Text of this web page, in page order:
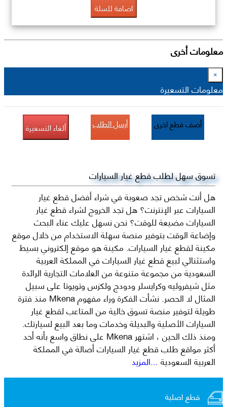
اضافة للسلة
معلومات أخرى
×
معلومات التسعيرة
أضف قطع اخرى أرسل الطلب ألغاء التسعيرة
تسوق سهل لطلب قطع غيار السيارات
هل أنت شخص تجد صعوبة في شراء أفضل قطع غيار
السيارات عبر الإنترنت؟ هل تجد الخروج لشراء قطع غيار
السيارات مضيعة للوقت؟ نحن نسهل عليك عناء البحث
وإضاعة الوقت بتوفير منصة سهلة الاستخدام من خلال موقع
مكينة لقطع غيار السيارات. مكينة هو موقع إلكتروني بسيط
واستثنائي لبيع قطع غيار السيارات في المملكة العربية
السعودية من مجموعة متنوعة من العلامات التجارية الرائدة
مثل شيفروليه وكرايسلر ودودج ولكزس وتويوتا على سبيل
المثال لا الحصر. نشأت الفكرة وراء مفهوم Mkena منذ فترة
طويلة لتوفير منصة تسوق خالية من المتاعب لقطع غيار
السيارات الأصلية والبديلة وخدمات وما بعد البيع لسيارتك.
ومنذ ذلك الحين ، اشتهر Mkena على نطاق واسع بأنه أحد
أكثر مواقع طلب قطع غيار السيارات أصالة في المملكة
العربية السعودية...المزيد
قطع اصلية